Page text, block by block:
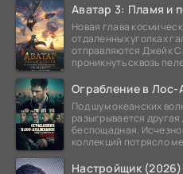
Аватар 3: Пламя и
Новая глава
отдаленных уголках
отправляются Джейк
проникнуть сквозь
Ограбление в
Под шум океанских
разыгрывается
беспощадная.
коллекций потрясло
Настройщик (2026)